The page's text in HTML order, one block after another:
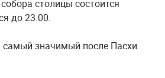
столицы состоится
до 23.00.
значимый после Пасхи